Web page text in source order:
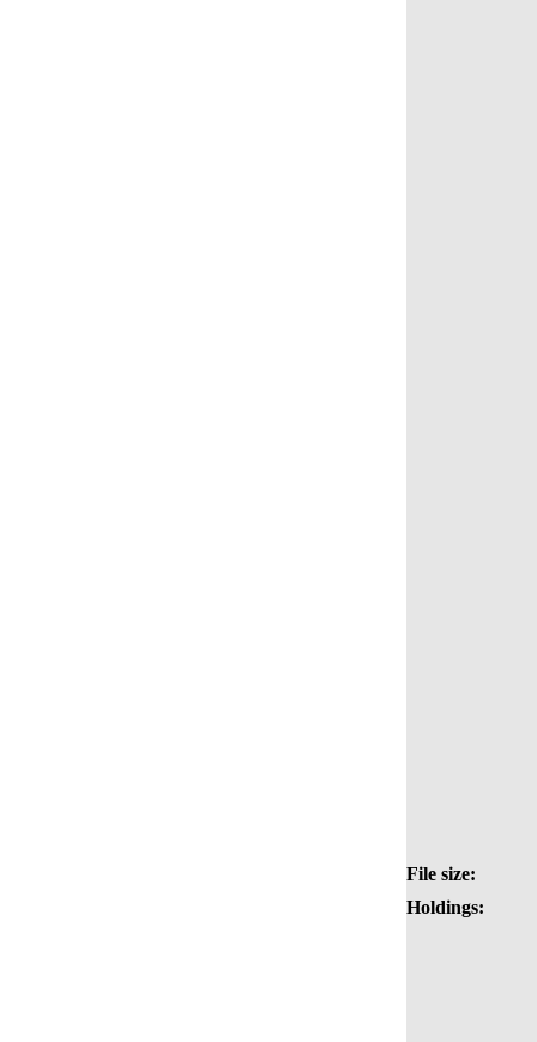
File size:
Holdings: